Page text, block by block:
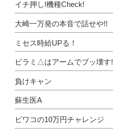
イチ押し!機種Check!
大崎一万発の本音で話せや!!
ミセス時給UPる！
ピラミ△はアームでブッ壊す!
負けキャン
蘇生医A
ビワコの10万円チャレンジ